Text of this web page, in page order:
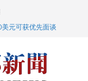
元可获优先面谈
出生在美国就是美国